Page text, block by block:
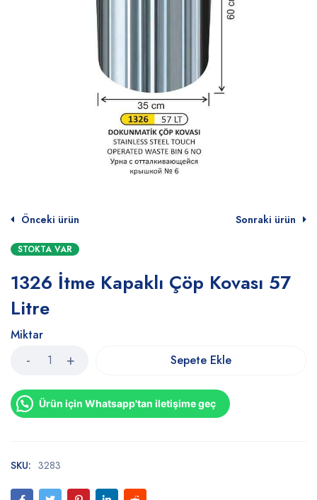
Önceki ürün Sonraki ürün
STOKTA VAR
1326 İtme Kapaklı Çöp Kovası 57
Litre
Miktar
Sepete Ekle
Ürün için Whatsapp'tan iletişime geç
SKU: 3283